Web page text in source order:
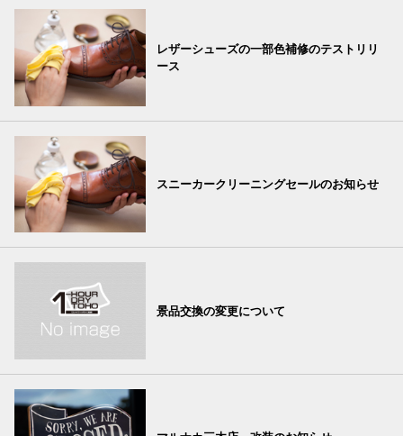
レザーシューズの一部色補修のテストリリ
ース
スニーカークリーニングセールのお知らせ
景品交換の変更について